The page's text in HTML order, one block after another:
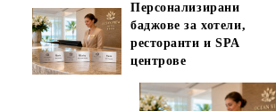
Персонализирани
баджове за хотели,
ресторанти и SPA
центрове